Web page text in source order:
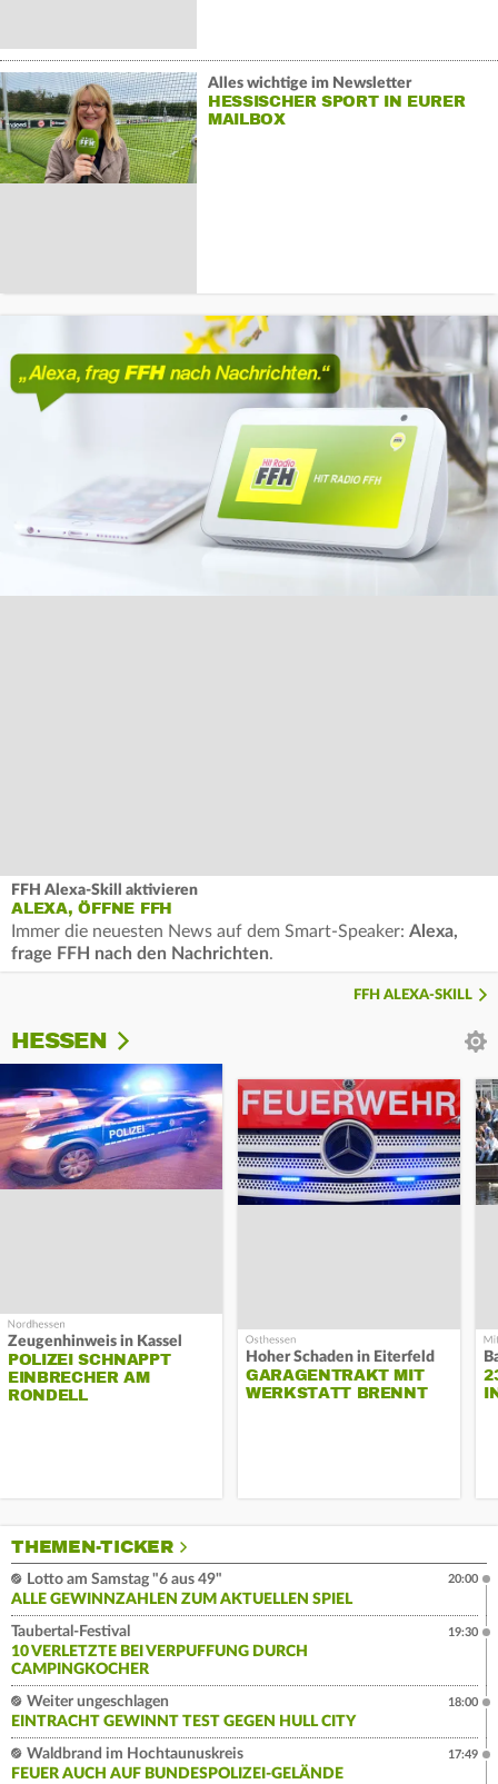
Alles wichtige im Newsletter
HESSISCHER SPORT IN EURER
MAILBOX
FFH Alexa-Skill aktivieren
ALEXA, ÖFFNE FFH
Immer die neuesten News auf dem Smart-Speaker: Alexa,
frage FFH nach den Nachrichten.
FFH ALEXA-SKILL
HESSEN
Zeugenhinweis in Kassel
POLIZEI SCHNAPPT
EINBRECHER AM
RONDELL
Hoher Schaden in Eiterfeld
GARAGENTRAKT MIT
WERKSTATT BRENNT
THEMEN-TICKER
Lotto am Samstag "6 aus 49"
ALLE GEWINNZAHLEN ZUM AKTUELLEN SPIEL
20:00
Taubertal-Festival
10 VERLETZTE BEI VERPUFFUNG DURCH
CAMPINGKOCHER
19:30
Weiter ungeschlagen
EINTRACHT GEWINNT TEST GEGEN HULL CITY
18:00
Waldbrand im Hochtaunuskreis
FEUER AUCH AUF BUNDESPOLIZEI-GELÄNDE
17:49